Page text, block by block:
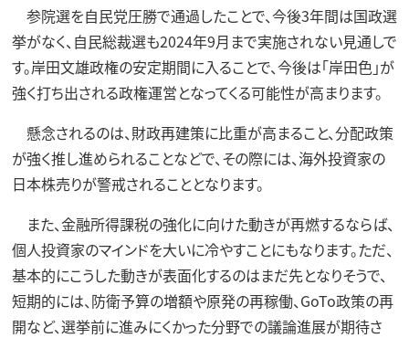
参院選を自民党圧勝で通過したことで、今後3年間は国政選
挙がなく、自民総裁選も2024年9月まで実施されない見通しで
す。岸田文雄政権の安定期間に入ることで、今後は「岸田色」が
強く打ち出される政権運営となってくる可能性が高まります。
懸念されるのは、財政再建策に比重が高まること、分配政策
が強く推し進められることなどで、その際には、海外投資家の
日本株売りが警戒されることとなります。
また、金融所得課税の強化に向けた動きが再燃するならば、
個人投資家のマインドを大いに冷やすことにもなります。ただ、
基本的にこうした動きが表面化するのはまだ先となりそうで、
短期的には、防衛予算の増額や原発の再稼働、GoTo政策の再
開など、選挙前に進みにくかった分野での議論進展が期待さ